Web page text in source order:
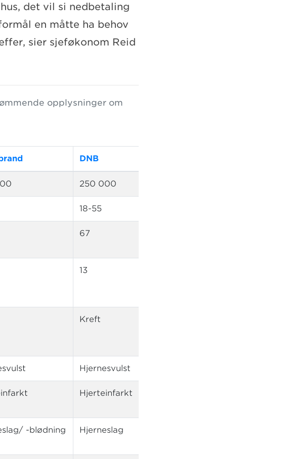
det vil si nedbetaling
en måtte ha behov
sier sjeføkonom Reid
opplysninger om
DNB
250 000
18-55
67
13
Kreft
Hjernesvulst
Hjerteinfarkt
-blødning Hjerneslag